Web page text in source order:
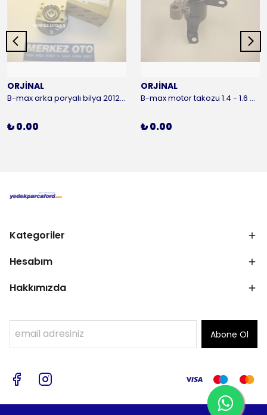
ORJİNAL
B-max arka poryalı bilya 2012-2016 ORJİNAL
₺ 0.00
ORJİNAL
B-max motor takozu 1.4 - 1.6 benzinli 2012-2016 ORJİNAL
₺ 0.00
Kategoriler
Hesabım
Hakkımızda
Abone Ol